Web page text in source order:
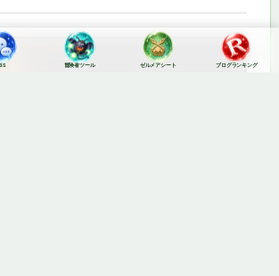
冒険者ツール ゼルメアシート ブログランキング